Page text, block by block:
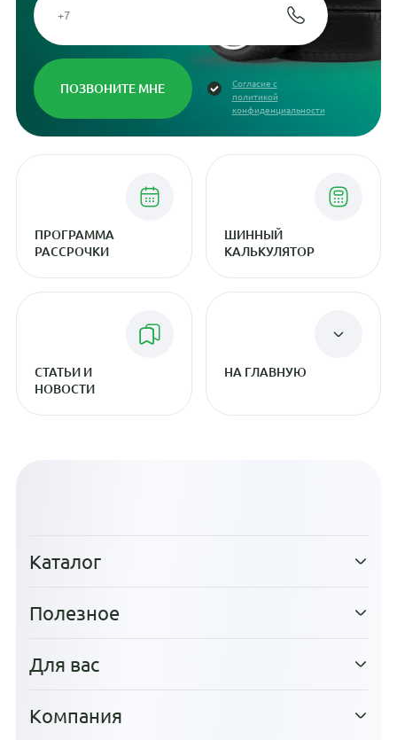
Согласие с
политикой
конфиденциальности
ПРОГРАММА
РАССРОЧКИ
ШИННЫЙ
КАЛЬКУЛЯТОР
СТАТЬИ И
НОВОСТИ
НА ГЛАВНУЮ
Каталог
Полезное
Для вас
Компания